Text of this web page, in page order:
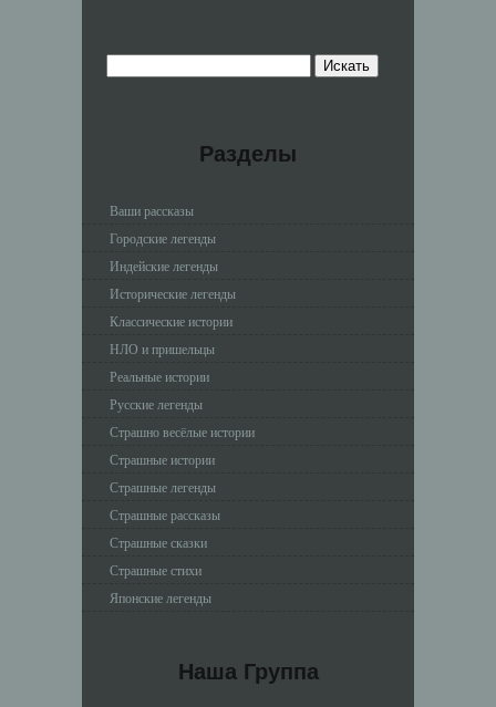
Разделы
Ваши рассказы
Городские легенды
Индейские легенды
Исторические легенды
Классические истории
НЛО и пришельцы
Реальные истории
Русские легенды
Страшно весёлые истории
Страшные истории
Страшные легенды
Страшные рассказы
Страшные сказки
Страшные стихи
Японские легенды
Наша Группа